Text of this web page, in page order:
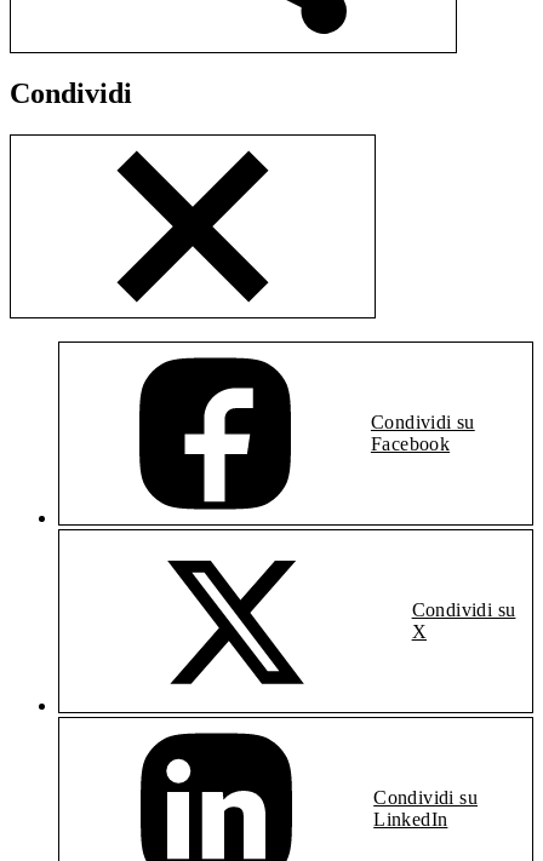
Condividi
Condividi su
Facebook
Condividi su
X
Condividi su
LinkedIn